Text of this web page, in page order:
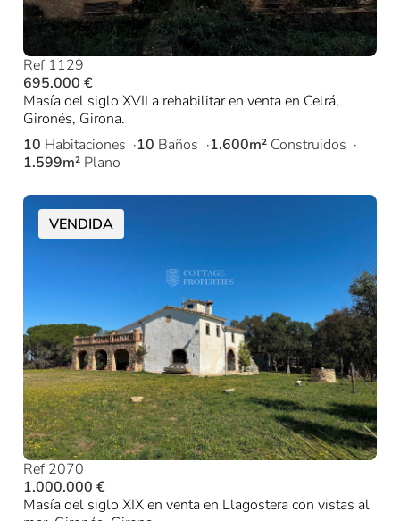
Ref 1129
695.000 €
Masía del siglo XVII a rehabilitar en venta en Celrá,
Gironés, Girona.
10 Habitaciones 10 Baños 1.600m² Construidos
1.599m² Plano
VENDIDA
Ref 2070
1.000.000 €
Masía del siglo XIX en venta en Llagostera con vistas al